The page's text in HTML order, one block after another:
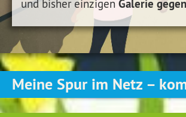
und bisher einzigen Galerie
Meine Spur im Netz –